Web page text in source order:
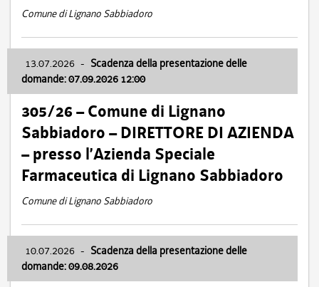
Comune di Lignano Sabbiadoro
13.07.2026 - Scadenza della presentazione delle
domande: 07.09.2026 12:00
305/26 – Comune di Lignano
Sabbiadoro – DIRETTORE DI AZIENDA
– presso l’Azienda Speciale
Farmaceutica di Lignano Sabbiadoro
Comune di Lignano Sabbiadoro
10.07.2026 - Scadenza della presentazione delle
domande: 09.08.2026